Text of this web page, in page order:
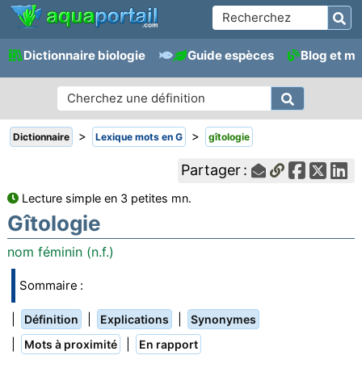
Dictionnaire biologie Guide espèces Blog et
Dictionnaire > Lexique mots en G > gîtologie
Partager :
Lecture simple en 3 petites mn.
Gîtologie
nom féminin (n.f.)
Sommaire :
Définition Explications Synonymes
Mots à proximité En rapport